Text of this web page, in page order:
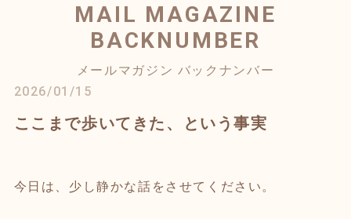
MAIL MAGAZINE
BACKNUMBER
メールマガジン バックナンバー
2026/01/15
ここまで歩いてきた、という事実
今日は、少し静かな話をさせてください。